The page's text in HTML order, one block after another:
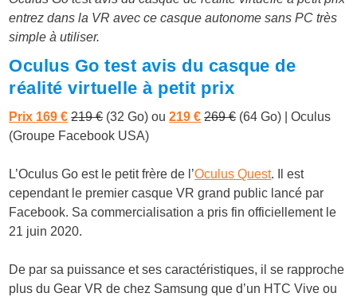
entrez dans la VR avec ce casque autonome sans PC très
simple à utiliser.
Oculus Go test avis du casque de
réalité virtuelle à petit prix
Prix 169 € 219 €(32 Go) ou219 € 269 €(64 Go)
| Oculus
(Groupe Facebook USA)
L’Oculus Go est le petit frère de l’Oculus Quest. Il est
cependant le premier casque VR grand public lancé par
Facebook. Sa commercialisation a pris fin officiellement le
21 juin 2020.
De par sa puissance et ses caractéristiques, il se rapproche
plus du Gear VR de chez Samsung que d’un HTC Vive ou